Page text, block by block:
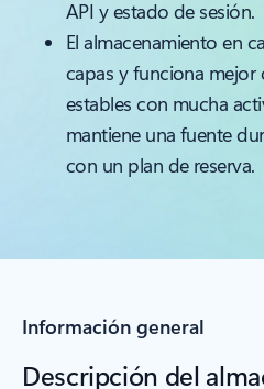
API y estado de sesión.
El almacenamiento en
capas y funciona mejor
estables con mucha
mantiene una fuente
con un plan de reserva.
Información general
Descripción del